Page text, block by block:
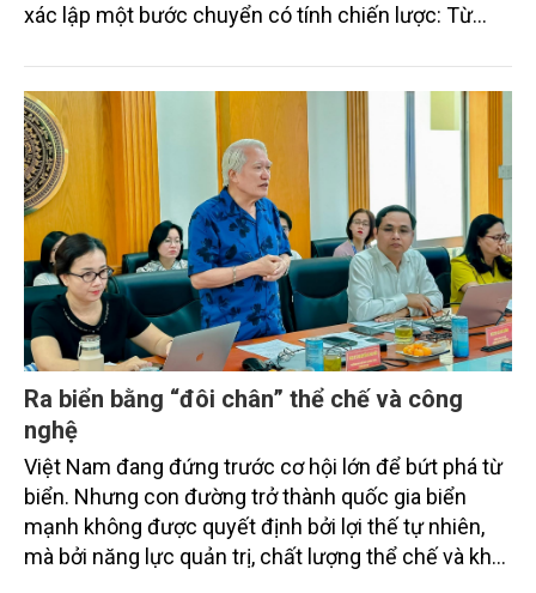
xác lập một bước chuyển có tính chiến lược: Từ
"phát triển kinh tế ven biển" sang "xây dựng quốc
gia biển mạnh". Trong bước chuyển ấy, ngành Nông
nghiệp và Môi trường giữ vai trò đặc biệt quan trọng,
từ hoàn thiện thể chế, quy hoạch không gian biển,
quản lý tài nguyên đến bảo vệ môi trường, phục hồi
hệ sinh thái và kiến tạo sinh kế bền vững cho người
dân ven biển, hải đảo.
Ra biển bằng “đôi chân” thể chế và công
nghệ
Việt Nam đang đứng trước cơ hội lớn để bứt phá từ
biển. Nhưng con đường trở thành quốc gia biển
mạnh không được quyết định bởi lợi thế tự nhiên,
mà bởi năng lực quản trị, chất lượng thể chế và khả